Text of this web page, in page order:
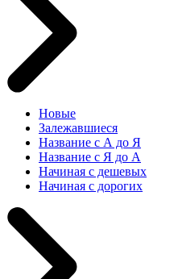
Новые
Залежавшиеся
Название с А до Я
Название с Я до А
Начиная с дешевых
Начиная с дорогих